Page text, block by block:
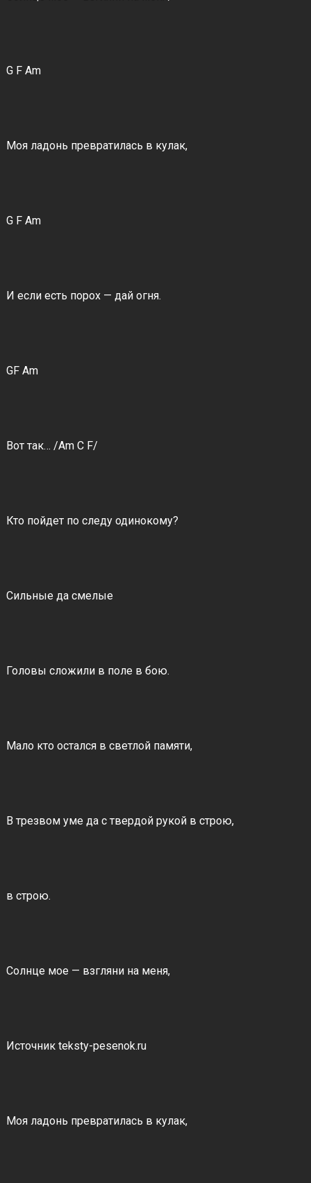
G F Am
Моя ладонь превратилась в кулак,
G F Am
И если есть порох — дай огня.
GF Am
Вот так… /Am C F/
Кто пойдет по следу одинокому?
Сильные да смелые
Головы сложили в поле в бою.
Мало кто остался в светлой памяти,
В трезвом уме да с твердой рукой в строю,
в строю.
Солнце мое — взгляни на меня,
Источник teksty-pesenok.ru
Моя ладонь превратилась в кулак,